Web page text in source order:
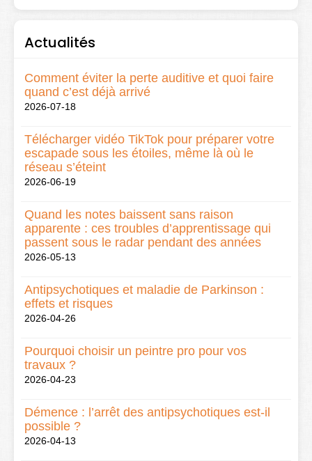
Actualités
Comment éviter la perte auditive et quoi faire
quand c’est déjà arrivé
2026-07-18
Télécharger vidéo TikTok pour préparer votre
escapade sous les étoiles, même là où le
réseau s’éteint
2026-06-19
Quand les notes baissent sans raison
apparente : ces troubles d’apprentissage qui
passent sous le radar pendant des années
2026-05-13
Antipsychotiques et maladie de Parkinson :
effets et risques
2026-04-26
Pourquoi choisir un peintre pro pour vos
travaux ?
2026-04-23
Démence : l’arrêt des antipsychotiques est-il
possible ?
2026-04-13